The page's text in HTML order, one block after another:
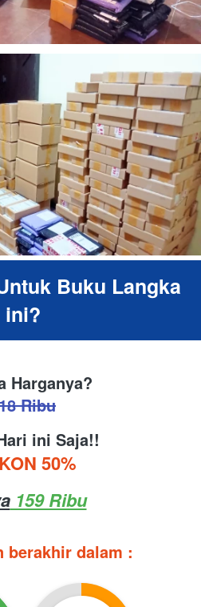
Buku Langka
ini?
Harganya?
Ribu
ini Saja!!
50%
159 Ribu
berakhir dalam :